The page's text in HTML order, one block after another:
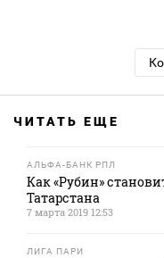
ЧИТАТЬ ЕЩЕ
АЛЬФА-БАНК РПЛ
Как «Рубин»
Татарстана
7 марта 2019 12:53
ЛИГА ПАРИ